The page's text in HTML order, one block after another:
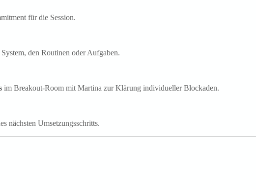
für die Session.
den Routinen oder Aufgaben.
im Breakout-Room mit Martina zur Klärung individueller Blockaden.
nächsten Umsetzungsschritts.